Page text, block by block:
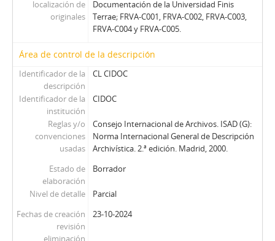
localización de
originales
Documentación de la Universidad Finis
Terrae; FRVA-C001, FRVA-C002, FRVA-C003,
FRVA-C004 y FRVA-C005.
Área de control de la descripción
Identificador de la
descripción
CL CIDOC
Identificador de la
institución
CIDOC
Reglas y/o
convenciones
usadas
Consejo Internacional de Archivos. ISAD (G):
Norma Internacional General de Descripción
Archivística. 2.ª edición. Madrid, 2000.
Estado de
elaboración
Borrador
Nivel de detalle
Parcial
Fechas de creación
revisión
eliminación
23-10-2024